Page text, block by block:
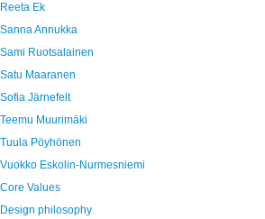
Reeta Ek
Sanna Annukka
Sami Ruotsalainen
Satu Maaranen
Sofia Järnefelt
Teemu Muurimäki
Tuula Pöyhönen
Vuokko Eskolin-Nurmesniemi
Core Values
Design philosophy